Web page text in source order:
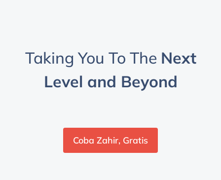
Taking You To The Next
Level and Beyond
Coba Zahir, Gratis